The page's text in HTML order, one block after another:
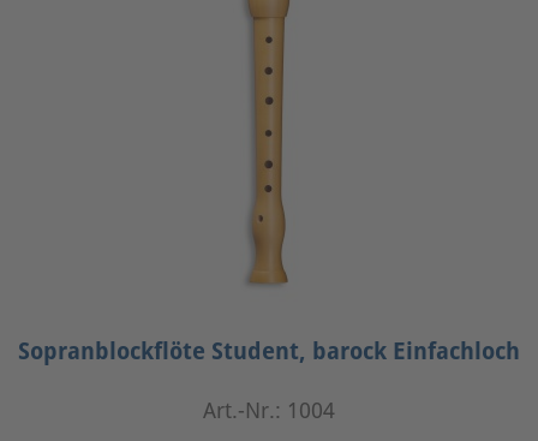
Sopranblockflöte Student, barock Einfachloch
Art.-Nr.: 1004